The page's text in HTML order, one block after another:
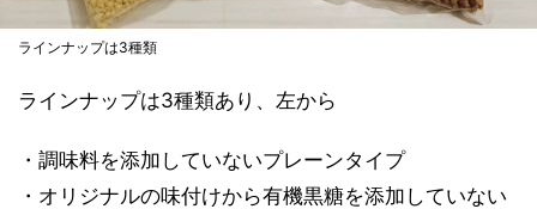
ラインナップは3種類
ラインナップは3種類あり、左から
・調味料を添加していないプレーンタイプ
・オリジナルの味付けから有機黒糖を添加していない